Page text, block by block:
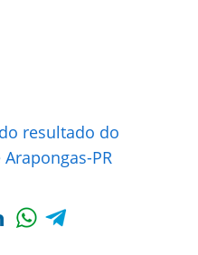
resultado do
PR